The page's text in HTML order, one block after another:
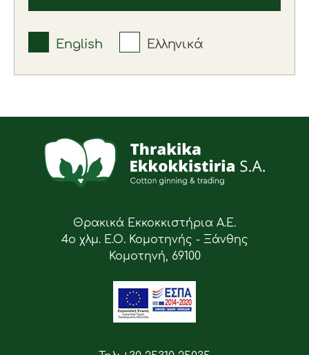
English Ελληνικά
Θρακικά Εκκοκκιστήρια Α.Ε.
4ο χλμ. Ε.Ο. Κομοτηνής - Ξάνθης
Κομοτηνή, 69100